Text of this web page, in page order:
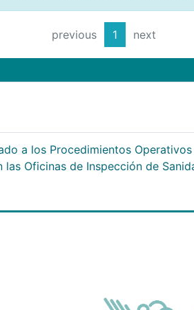
previous 1 next
a los Procedimientos
las Oficinas de Inspección de